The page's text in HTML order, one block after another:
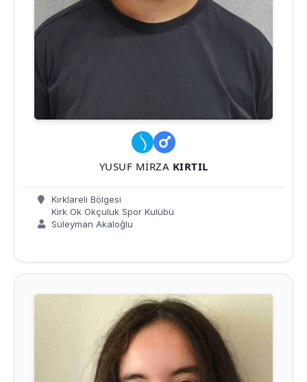
YUSUF MIRZA KIRTIL
Kırklareli Bölgesi
Kırk Ok Okçuluk Spor Kulübü
Süleyman Akaloğlu